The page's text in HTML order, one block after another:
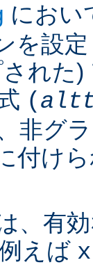
におい
を設
れた
(
非グ
付け
、有
えば